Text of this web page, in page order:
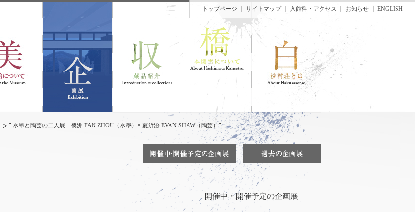
" 水墨と陶芸の二人展 樊洲 FAN ZHOU（水墨）× 夏沂汾 EVAN SHAW（陶芸）"
開催中・開催予定の企画展
トップページ サイトマップ｜ 入館料・アクセス お知らせ ENGLISH